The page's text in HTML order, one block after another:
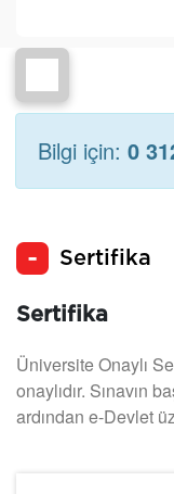
Bilgi için: 0
Sertifika
Sertifika
Üniversite Onaylı
onaylıdır. Sınavın
ardından e-Devlet